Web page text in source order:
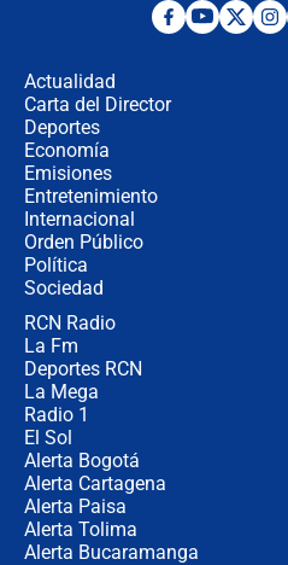
Actualidad
Carta del Director
Deportes
Economía
Emisiones
Entretenimiento
Internacional
Orden Público
Política
Sociedad
RCN Radio
La Fm
Deportes RCN
La Mega
Radio 1
El Sol
Alerta Bogotá
Alerta Cartagena
Alerta Paisa
Alerta Tolima
Alerta Bucaramanga